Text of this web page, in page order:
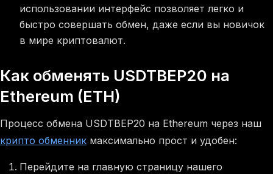
использовании интерфейс позволяет легко и
быстро совершать обмен, даже если вы новичок
в мире криптовалют.
Как обменять USDTBEP20 на
Ethereum (ETH)
Процесс обмена USDTBEP20 на Ethereum через наш
крипто обменник максимально прост и удобен:
Перейдите на главную страницу нашего